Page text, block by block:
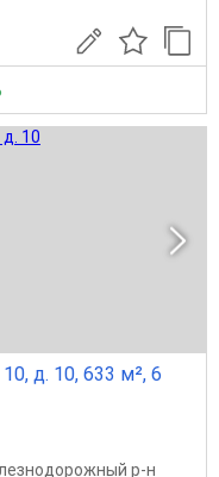
д. 10, 633 м², 6
р-н